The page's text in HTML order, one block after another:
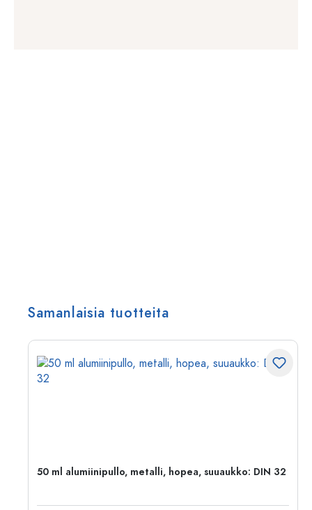
Samanlaisia tuotteita
50 ml alumiinipullo, metalli, hopea, suuaukko: DIN 32